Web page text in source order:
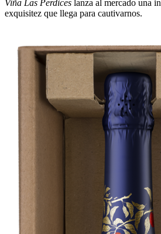
Viña Las Perdices lanza al mercado una
exquisitez que llega para cautivarnos.